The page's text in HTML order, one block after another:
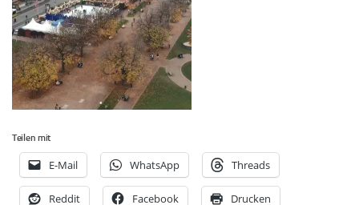
Teilen mit
E-Mail WhatsApp Threads
Reddit Facebook Drucken